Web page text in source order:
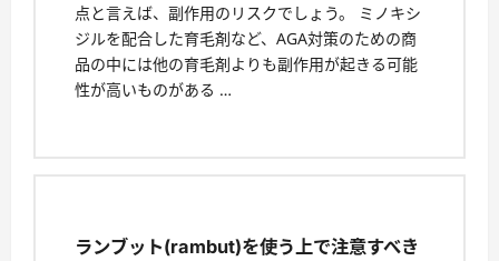
点と言えば、副作用のリスクでしょう。 ミノキシ
ジルを配合した育毛剤など、AGA対策のための商
品の中には他の育毛剤よりも副作用が起きる可能
性が高いものがある …
ランブット(rambut)を使う上で注意すべき